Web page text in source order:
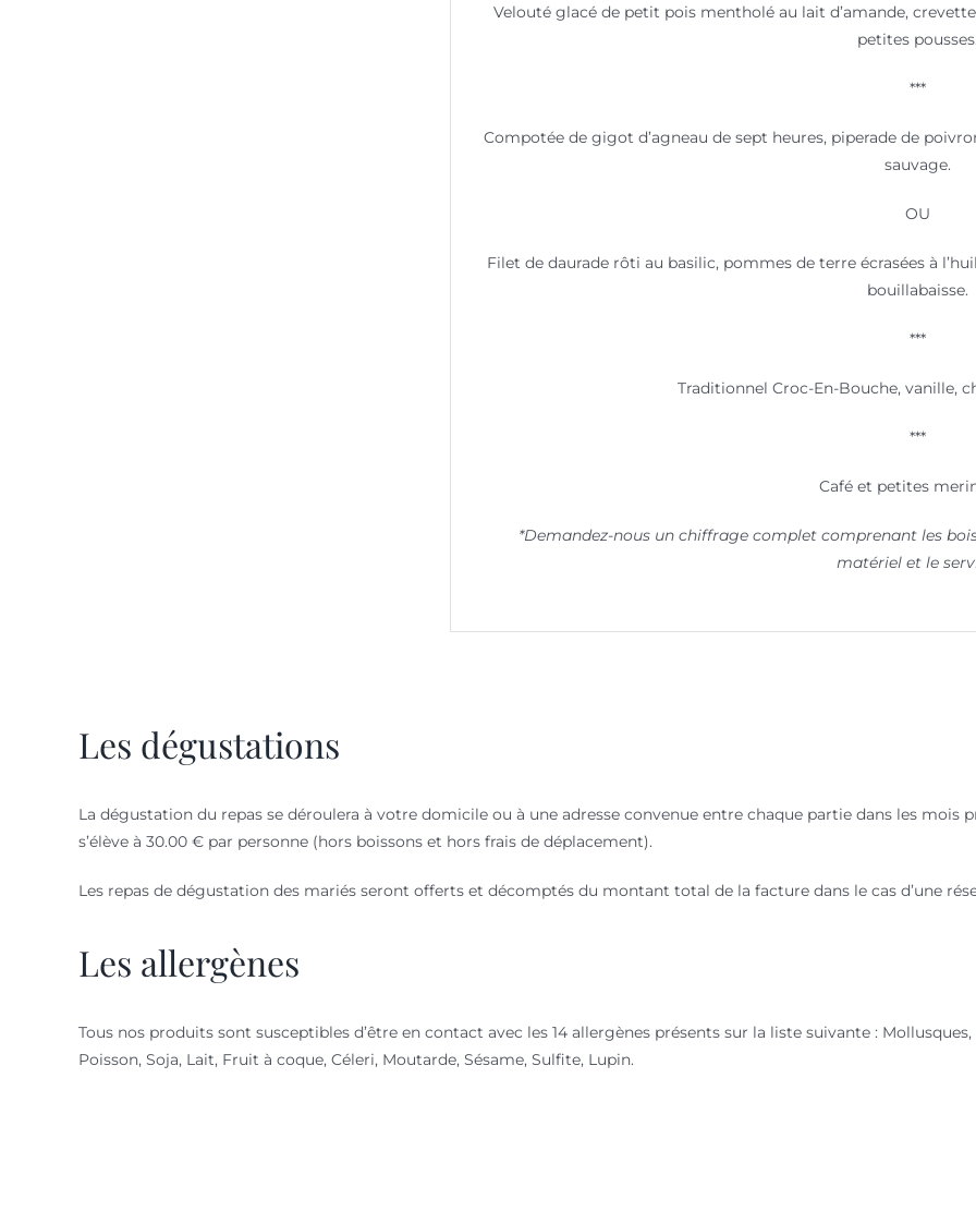
Velouté glacé de petit pois mentholé au lait d’amande,
petites
***
Compotée de gigot d’agneau de sept heures, piperade de
sauvage.
OU
Filet de daurade rôti au basilic, pommes de terre écrasées à
bouillabaisse.
***
Traditionnel Croc-En-Bouche, vanille,
***
Café et petites
*Demandez-nous un chiffrage complet comprenant les
matériel et le
Les dégustations
La dégustation du repas se déroulera à votre domicile ou à une adresse convenue entre chaque partie dans les mois
s’élève à 30.00 € par personne (hors boissons et hors frais de déplacement).
Les repas de dégustation des mariés seront offerts et décomptés du montant total de la facture dans le cas d’une
Les allergènes
Tous nos produits sont susceptibles d’être en contact avec les 14 allergènes présents sur la liste suivante :
Poisson, Soja, Lait, Fruit à coque, Céleri, Moutarde, Sésame, Sulfite, Lupin.